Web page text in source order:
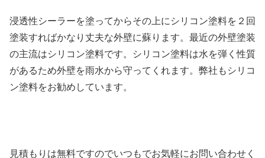
浸透性シーラーを塗ってからその上にシリコン塗料を２回
塗装すればかなり丈夫な外壁に蘇ります。最近の外壁塗装
の主流はシリコン塗料です。シリコン塗料は水を弾く性質
があるため外壁を雨水から守ってくれます。弊社もシリコ
ン塗料をお勧めしています。
見積もりは無料ですのでいつもでお気軽にお問い合わせく